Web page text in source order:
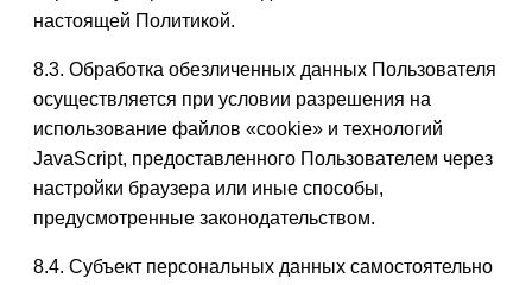
настоящей Политикой.
8.3. Обработка обезличенных данных Пользователя
осуществляется при условии разрешения на
использование файлов «cookie» и технологий
JavaScript, предоставленного Пользователем через
настройки браузера или иные способы,
предусмотренные законодательством.
8.4. Субъект персональных данных самостоятельно